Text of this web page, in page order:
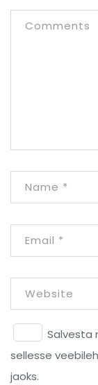
Salvesta
sellesse
jaoks.